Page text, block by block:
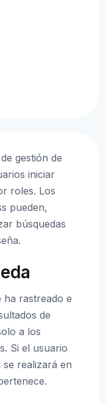
gestión de
iniciar
roles. Los
pueden,
búsquedas
ha rastreado e
de
a los
Si el usuario
se realizará en